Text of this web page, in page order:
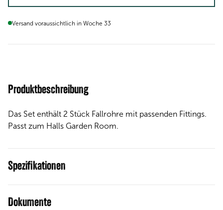
Versand voraussichtlich in Woche 33
Produktbeschreibung
Das Set enthält 2 Stück Fallrohre mit passenden Fittings.
Passt zum Halls Garden Room.
Spezifikationen
Dokumente